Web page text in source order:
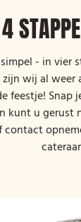
- in vier
wij al weer
feestje! Snap
kunt u gerust
contact